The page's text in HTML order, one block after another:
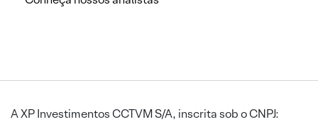
A XP Investimentos CCTVM S/A, inscrita sob o CNPJ: